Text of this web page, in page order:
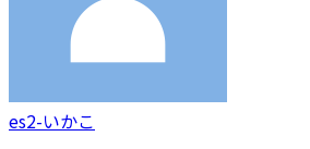
es2-いかこ